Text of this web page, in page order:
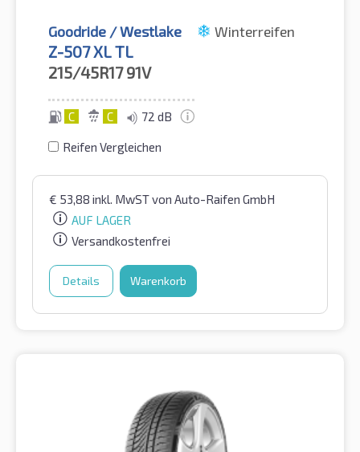
Goodride / Westlake Winterreifen
Z-507 XL TL
215/45R17 91V
C C 72 dB
Reifen Vergleichen
€ 53,88 inkl. MwSTvon Auto-Raifen GmbH
AUF LAGER
Versandkostenfrei
Details Warenkorb